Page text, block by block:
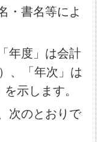
・書名等によ
年度」は会計
、「年次」は
示します。
次のとおりで